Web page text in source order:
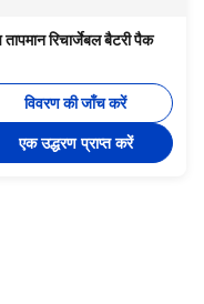
रिचार्जेबल बैटरी पैक
विवरण की जाँच करें
एक उद्धरण प्राप्त करें